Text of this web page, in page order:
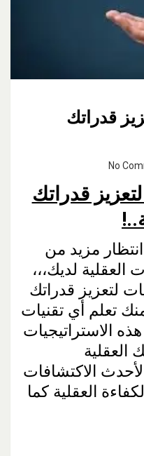
قدراتك
No
قدراتك
..!
مزيد من
لديك،،،
لتعزيز قدراتك
تعلم أي تقنيات
الاستراتيجيات
العقلية
لأحدث الاكتشافات
العقلية كما